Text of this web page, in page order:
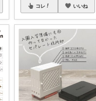
コレ いいね